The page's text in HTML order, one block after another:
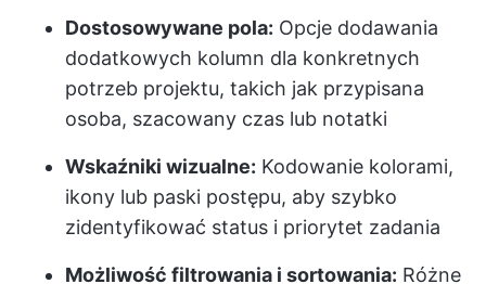
Dostosowywane pola: Opcje dodawania
dodatkowych kolumn dla konkretnych
potrzeb projektu, takich jak przypisana
osoba, szacowany czas lub notatki
Wskaźniki wizualne: Kodowanie kolorami,
ikony lub paski postępu, aby szybko
zidentyfikować status i priorytet zadania
Możliwość filtrowania i sortowania: Różne